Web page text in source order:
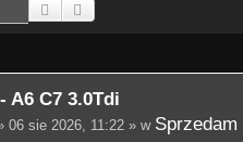
Szukaj
A6 C7 3.0Tdi
06 sie 2026, 11:22 » w Sprzedam